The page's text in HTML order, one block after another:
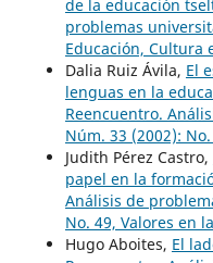
de la educación
problemas
Educación,
Dalia Ruiz Ávila, El
lenguas en la
Reencuentro.
Núm. 33 (2002):
Judith Pérez Castro,
papel en la
Análisis de
No. 49, Valores en
Hugo Aboites, El